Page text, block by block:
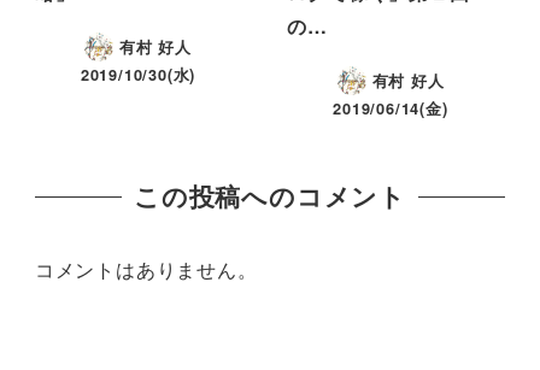
有村 好人
2019/10/30(水)
の…
有村 好人
2019/06/14(金)
この投稿へのコメント
コメントはありません。